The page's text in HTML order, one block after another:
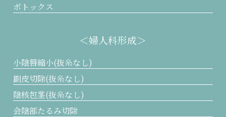
ボトックス
＜婦人科形成＞
小陰唇縮小(抜糸なし)
副皮切除(抜糸なし)
陰核包茎(抜糸なし)
会陰部たるみ切除